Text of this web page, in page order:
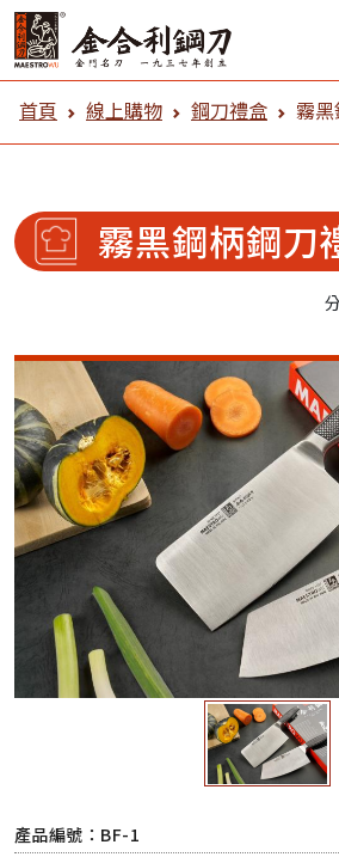
金合利鋼刀 線上購物
首頁 線上購物 鋼刀禮盒 霧
霧黑鋼柄鋼刀
產品編號：BF-1